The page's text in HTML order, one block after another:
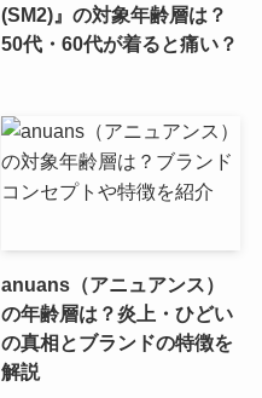
(SM2)』の対象年齢層は？
50代・60代が着ると痛い？
anuans（アニュアンス）
の年齢層は？炎上・ひどい
の真相とブランドの特徴を
解説